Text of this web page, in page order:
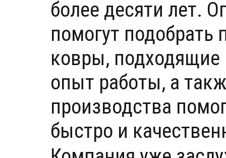
более десяти лет.
помогут подобрать
ковры, подходящие
опыт работы, а
производства
быстро и